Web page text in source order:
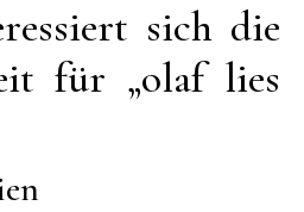
sich die
für „olaf lies